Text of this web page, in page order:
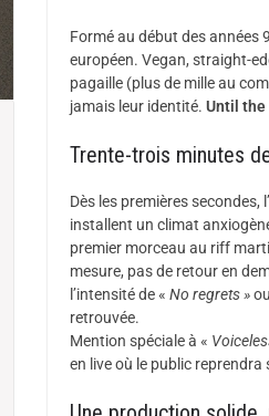
Formé au début des années
européen. Vegan, straight-
pagaille (plus de mille au
jamais leur identité. Until the
Trente-trois minutes
Dès les premières
installent un climat
premier morceau au riff
mesure, pas de retour en
l’intensité de « No regrets »
retrouvée.
Mention spéciale à «
en live où le public